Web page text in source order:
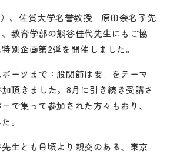
、佐賀大学名誉教授 原田奈名子先
教育学部の熊谷佳代先生にもご協
別企画第2弾を開催しました。
ーツまで：股関節は要」をテーマ
頂きました。 8月に引き続き受講さ
で集って参加された方々もおり、
。
生とも日頃より親交のある、東京